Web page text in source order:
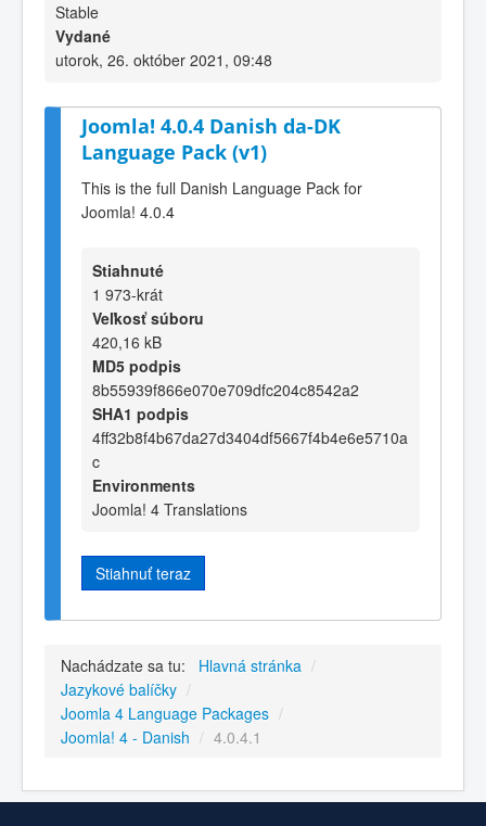
Stable
Vydané
utorok, 26. október 2021, 09:48
Joomla! 4.0.4 Danish da-DK
Language Pack (v1)
This is the full Danish Language Pack for
Joomla! 4.0.4
Stiahnuté
1 973-krát
Veľkosť súboru
420,16 kB
MD5 podpis
8b55939f866e070e709dfc204c8542a2
SHA1 podpis
4ff32b8f4b67da27d3404df5667f4b4e6e5710a
c
Environments
Joomla! 4 Translations
Stiahnuť teraz
Nachádzate sa tu: Hlavná stránka /
Jazykové balíčky /
Joomla 4 Language Packages /
Joomla! 4 - Danish / 4.0.4.1